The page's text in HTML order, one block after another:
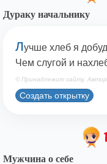
Дураку начальнику
Лучше хлеб я
Чем слугой и
© Принадлежит сайту.
Создать открытку
Мужчина о себе